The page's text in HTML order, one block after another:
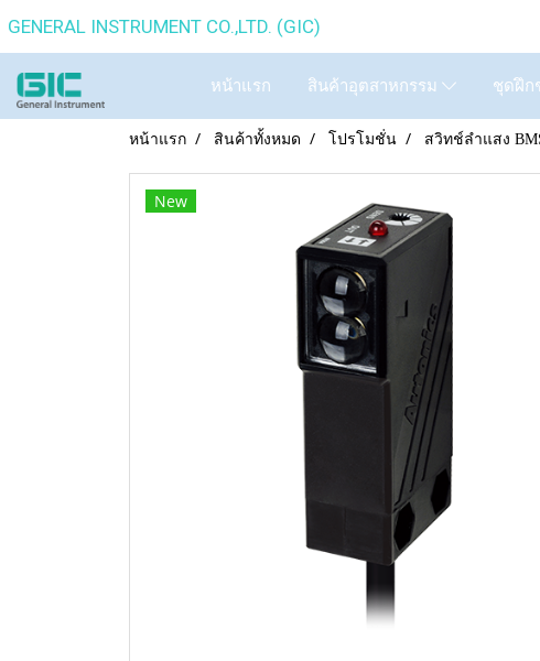
GENERAL INSTRUMENT
หน้าแรก สินค้าอุตสาหกรรม ชุดฝึ
หน้าแรก สินค้าทั้งหมด โปรโมชั่น สวิทช์ลำแสง
New